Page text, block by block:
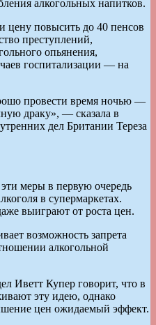
алкогольных напитков.
цену повысить до 40 пенсов
преступлений,
опьянения,
госпитализации — на
провести время ночью —
драку», — сказала в
дел Британии Тереза
меры в первую очередь
в супермаркетах.
выиграют от роста цен.
возможность запрета
алкогольной
Иветт Купер говорит, что в
эту идею, однако
цен ожидаемый эффект.